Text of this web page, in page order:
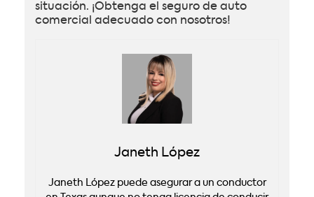
situación. ¡Obtenga el seguro de auto
comercial adecuado con nosotros!
Janeth López
Janeth López puede asegurar a un conductor